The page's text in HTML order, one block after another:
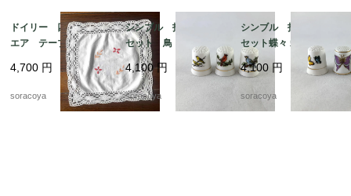
ドイリー 四角 スク
エア テーブルマッ
ト 花刺繍 12CLda1
9-４
4,700 円
soracoya
シンブル 指ぬき 3個
セット 鳥 小鳥 裁縫
道具 12otef2-8
4,100円
soracoya
シンブル 指ぬき 3個
セット蝶々 裁縫道具 1
2otef2-9
4,100 円
soracoya